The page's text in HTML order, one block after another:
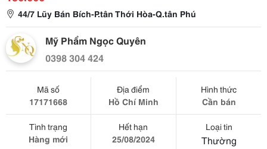
44/7 Lũy Bán Bích-P.tân Thới Hòa-Q.tân Phú
Mỹ Phẩm Ngọc Quyên
0398 304 424
Mã số
17171668
Địa điểm
Hồ Chí Minh
Hình thức
Cần bán
Tình trạng
Hàng mới
Hết hạn
25/08/2024
Loại tin
Thường